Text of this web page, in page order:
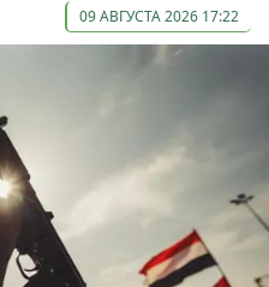
09 АВГУСТА 2026 17:22